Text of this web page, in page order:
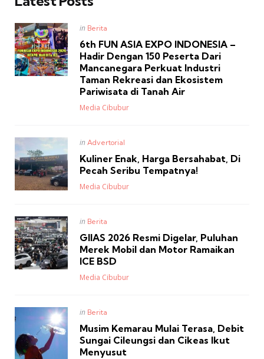
Posted
in
in Berita
6th FUN ASIA EXPO INDONESIA –
Hadir Dengan 150 Peserta Dari
Mancanegara Perkuat Industri
Taman Rekreasi dan Ekosistem
Pariwisata di Tanah Air
Posted
Media Cibubur
Posted
in
in Advertorial
Kuliner Enak, Harga Bersahabat, Di
Pecah Seribu Tempatnya!
Posted
Media Cibubur
Posted
in
in Berita
GIIAS 2026 Resmi Digelar, Puluhan
Merek Mobil dan Motor Ramaikan
ICE BSD
Posted
Media Cibubur
Posted
in
in Berita
Musim Kemarau Mulai Terasa, Debit
Sungai Cileungsi dan Cikeas Ikut
Menyusut